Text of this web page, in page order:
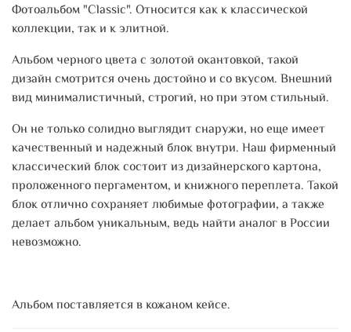
Фотоальбом "Classic". Относится как к классической
коллекции, так и к элитной.
Альбом черного цвета с золотой окантовкой, такой
дизайн смотрится очень достойно и со вкусом. Внешний
вид минималистичный, строгий, но при этом стильный.
Он не только солидно выглядит снаружи, но еще имеет
качественный и надежный блок внутри. Наш фирменный
классический блок состоит из дизайнерского картона,
проложенного пергаментом, и книжного переплета. Такой
блок отлично сохраняет любимые фотографии, а также
делает альбом уникальным, ведь найти аналог в России
невозможно.
Альбом поставляется в кожаном кейсе.